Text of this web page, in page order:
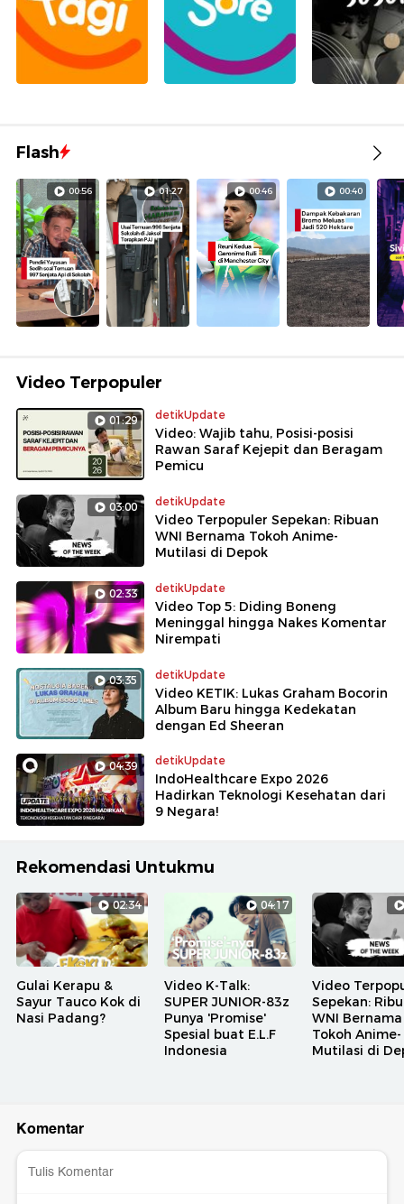
Flash
00:56 01:27 00:46 00:40
Video Terpopuler
01:29 detikUpdate
Video: Wajib tahu, Posisi-posisi
Rawan Saraf Kejepit dan Beragam
Pemicu
03:00 detikUpdate
Video Terpopuler Sepekan: Ribuan
WNI Bernama Tokoh Anime-
Mutilasi di Depok
02:33 detikUpdate
Video Top 5: Diding Boneng
Meninggal hingga Nakes Komentar
Nirempati
03:35 detikUpdate
Video KETIK: Lukas Graham Bocorin
Album Baru hingga Kedekatan
dengan Ed Sheeran
04:39 detikUpdate
IndoHealthcare Expo 2026
Hadirkan Teknologi Kesehatan dari
9 Negara!
Rekomendasi Untukmu
02:34
Gulai Kerapu &
Sayur Tauco Kok di
Nasi Padang?
04:17
Video K-Talk:
SUPER JUNIOR-83z
Punya 'Promise'
Spesial buat E.L.F
Indonesia
Video
Sepekan:
WNI Bernama
Tokoh Anime-
Mutilasi di